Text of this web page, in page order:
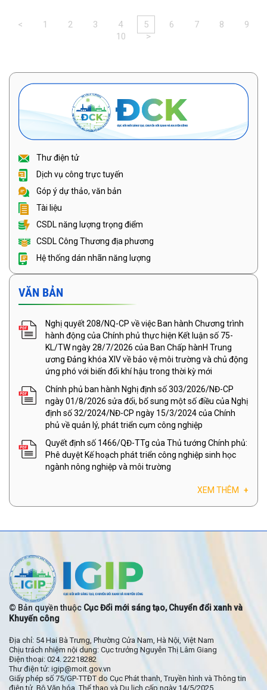
< 1 2 3 4 5 6 7 8
9
10
>
Thư điện tử
Dịch vụ công trực tuyến
Góp ý dự thảo, văn bản
Tài liệu
CSDL năng lượng trọng điểm
CSDL Công Thương địa phương
Hệ thống dán nhãn năng lượng
VĂN BẢN
Nghị quyết 208/NQ-CP về việc Ban hành Chương trình
hành động của Chính phủ thực hiện Kết luận số 75-
KL/TW ngày 28/7/2026 của Ban Chấp hànH Trung
ương Đảng khóa XIV về bảo vệ môi trường và chủ động
ứng phó với biến đổi khí hậu trong thời kỳ mới
Chính phủ ban hành Nghị định số 303/2026/NĐ-CP
ngày 01/8/2026 sửa đổi, bổ sung một số điều của Nghị
định số 32/2024/NĐ-CP ngày 15/3/2024 của Chính
phủ về quản lý, phát triển cụm công nghiệp
Quyết định số 1466/QĐ-TTg của Thủ tướng Chính phủ:
Phê duyệt Kế hoạch phát triển công nghiệp sinh học
ngành nông nghiệp và môi trường
XEM THÊM +
© Bản quyền thuộc Cục Đổi mới sáng tạo, Chuyển đổi xanh và
Khuyến công
Địa chỉ: 54 Hai Bà Trưng, Phường Cửa Nam, Hà Nội, Việt Nam
Chịu trách nhiệm nội dung: Cục trưởng Nguyễn Thị Lâm Giang
Điện thoại: 024. 22218282
Thư điện tử: igip@moit.gov.vn
Giấy phép số 75/GP-TTĐT do Cục Phát thanh, Truyền hình và Thông tin
điện tử, Bộ Văn hóa, Thể thao và Du lịch cấp ngày 14/5/2025